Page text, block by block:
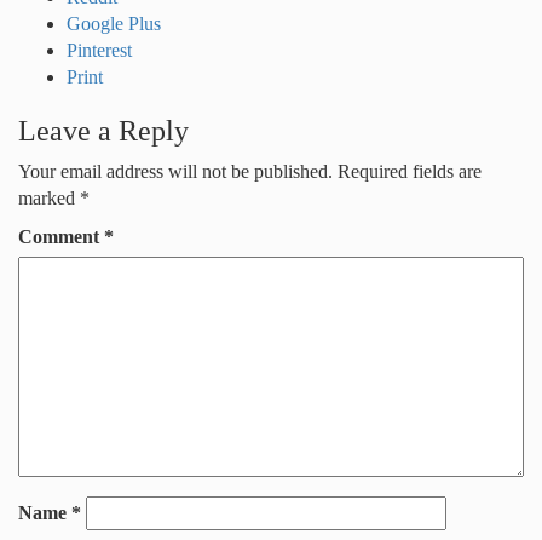
Google Plus
Pinterest
Print
Leave a Reply
Your email address will not be published. Required fields are
marked *
Comment *
Name *